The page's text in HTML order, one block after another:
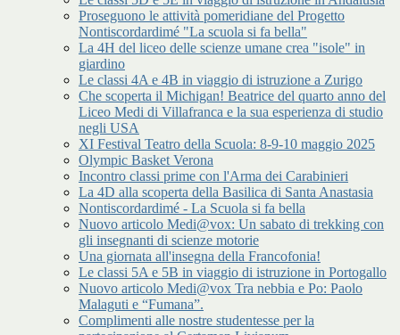
Proseguono le attività pomeridiane del Progetto
Nontiscordardimé "La scuola si fa bella"
La 4H del liceo delle scienze umane crea "isole" in
giardino
Le classi 4A e 4B in viaggio di istruzione a Zurigo
Che scoperta il Michigan! Beatrice del quarto anno del
Liceo Medi di Villafranca e la sua esperienza di studio
negli USA
XI Festival Teatro della Scuola: 8-9-10 maggio 2025
Olympic Basket Verona
Incontro classi prime con l'Arma dei Carabinieri
La 4D alla scoperta della Basilica di Santa Anastasia
Nontiscordardimé - La Scuola si fa bella
Nuovo articolo Medi@vox: Un sabato di trekking con
gli insegnanti di scienze motorie
Una giornata all'insegna della Francofonia!
Le classi 5A e 5B in viaggio di istruzione in Portogallo
Nuovo articolo Medi@vox Tra nebbia e Po: Paolo
Malaguti e “Fumana”.
Complimenti alle nostre studentesse per la